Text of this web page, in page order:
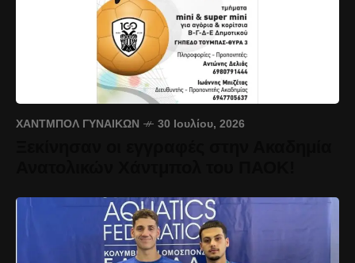
ΧΆΝΤΜΠΟΛ ΓΥΝΑΙΚΏΝ 30 Ιουλίου, 2026